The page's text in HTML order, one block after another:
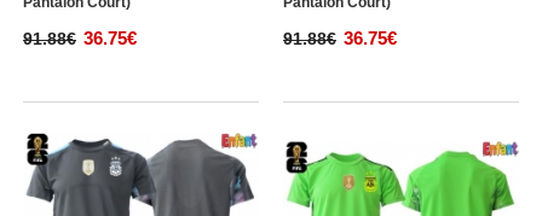
91.88€ 36.75€ 91.88€ 36.75€